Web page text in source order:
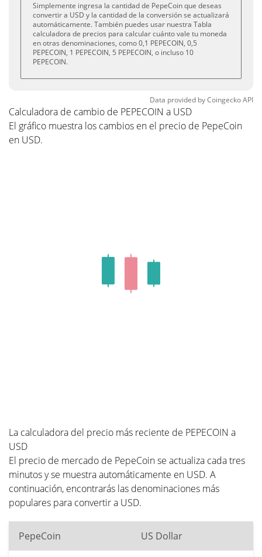
Simplemente ingresa la cantidad de PepeCoin que deseas
convertir a USD y la cantidad de la conversión se actualizará
automáticamente. También puedes usar nuestra Tabla
calculadora de precios para calcular cuánto vale tu moneda
en otras denominaciones, como 0,1 PEPECOIN, 0,5
PEPECOIN, 1 PEPECOIN, 5 PEPECOIN, o incluso 10
PEPECOIN.
Data provided byCoingeckoAPI
Calculadora de cambio de PEPECOIN a USD
El gráfico muestra los cambios en el precio de PepeCoin
en USD.
La calculadora del precio más reciente de PEPECOIN a
USD
El precio de mercado de PepeCoin se actualiza cada tres
minutos y se muestra automáticamente en USD. A
continuación, encontrarás las denominaciones más
populares para convertir a USD.
PepeCoin US Dollar